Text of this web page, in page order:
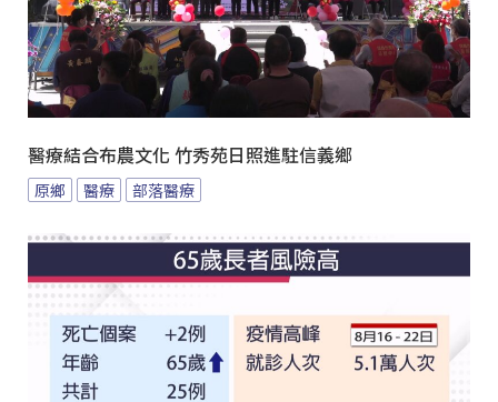
醫療結合布農文化 竹秀苑日照進駐信義鄉
原鄉 醫療 部落醫療